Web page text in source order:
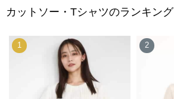
カットソー・Tシャツのランキング
1 2